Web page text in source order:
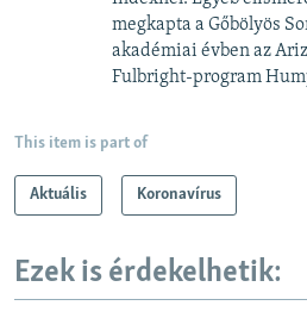
megkapta a Gőbölyös
akadémiai évben az
Fulbright-program
This item is part of
Aktuális Koronavírus
Ezek is érdekelhetik: